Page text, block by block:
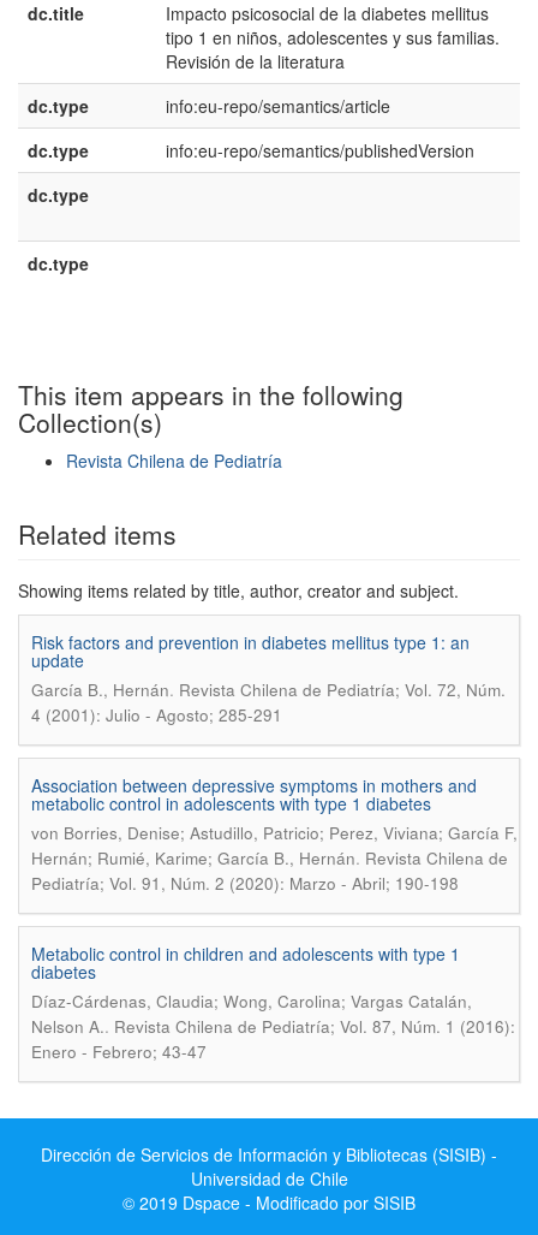
dc.title
Impacto psicosocial de la diabetes mellitus
tipo 1 en niños, adolescentes y sus familias.
Revisión de la literatura
dc.type
info:eu-repo/semantics/article
dc.type
info:eu-repo/semantics/publishedVersion
dc.type
dc.type
This item appears in the following
Collection(s)
Revista Chilena de Pediatría
Related items
Showing items related by title, author, creator and subject.
Risk factors and prevention in diabetes mellitus type 1: an
update
García B., Hernán. Revista Chilena de Pediatría; Vol. 72, Núm.
4 (2001): Julio - Agosto; 285-291
Association between depressive symptoms in mothers and
metabolic control in adolescents with type 1 diabetes
von Borries, Denise; Astudillo, Patricio; Perez, Viviana; García F,
Hernán; Rumié, Karime; García B., Hernán. Revista Chilena de
Pediatría; Vol. 91, Núm. 2 (2020): Marzo - Abril; 190-198
Metabolic control in children and adolescents with type 1
diabetes
Díaz-Cárdenas, Claudia; Wong, Carolina; Vargas Catalán,
Nelson A.. Revista Chilena de Pediatría; Vol. 87, Núm. 1 (2016):
Enero - Febrero; 43-47
Dirección de Servicios de Información y Bibliotecas (SISIB) -
Universidad de Chile
© 2019 Dspace - Modificado por SISIB